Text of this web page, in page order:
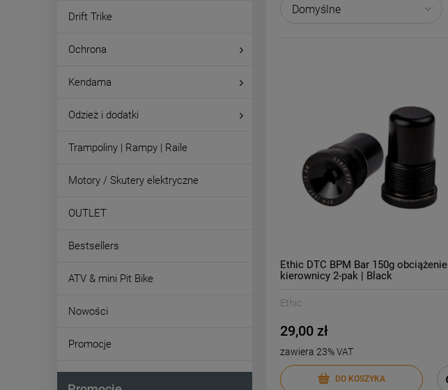
Drift Trike
Ochrona
Kendama
Odzież i dodatki
Trampoliny | Rampy | Raile
Motory / Skutery elektryczne
OUTLET
Bestsellers
ATV & mini Pit Bike
Nowości
Promocje
Ethic DTC BPM Bar 150g obciążenie
kierownicy 2-pak | Black
Ethic
29,00 zł
zawiera 23% VAT
DO KOSZYKA